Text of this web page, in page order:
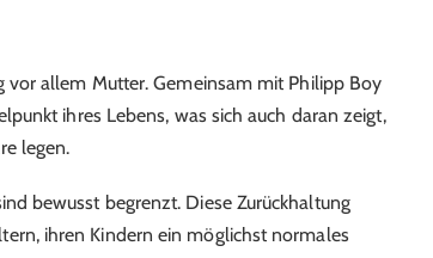
vor allem Mutter. Gemeinsam mit Philipp Boy
ihres Lebens, was sich auch daran zeigt,
legen.
bewusst begrenzt. Diese Zurückhaltung
ihren Kindern ein möglichst normales